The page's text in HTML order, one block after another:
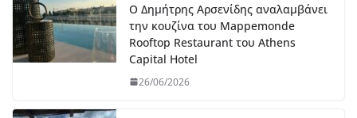
Ο Δημήτρης Αρσενίδης αναλαμβάνει
την κουζίνα του Mappemonde
Rooftop Restaurant του Athens
Capital Hotel
26/06/2026